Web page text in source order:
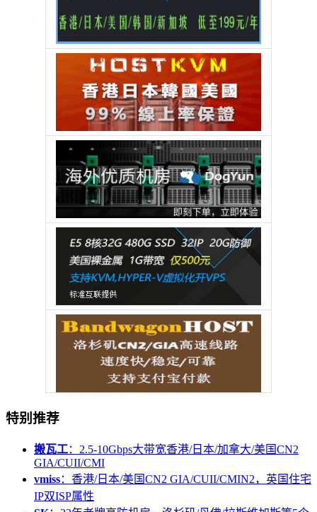
特别推荐
搬瓦工：2.5-10Gbps大带宽香港/日本/加拿大/美国CN2
GIA/CUII/CMI
vmiss：香港/日本/美国CN2 GIA/CUII/CMIN2，英国住宅
IP双ISP属性